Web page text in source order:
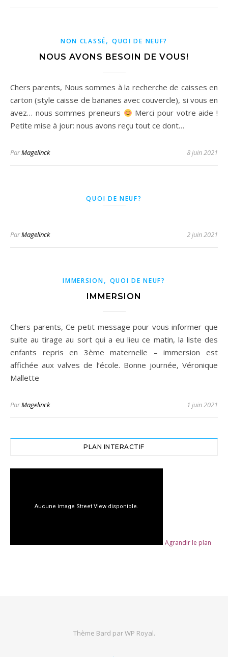
NON CLASSÉ, QUOI DE NEUF?
NOUS AVONS BESOIN DE VOUS!
Chers parents, Nous sommes à la recherche de caisses en
carton (style caisse de bananes avec couvercle), si vous en
avez… nous sommes preneurs
Merci pour votre aide !
Petite mise à jour: nous avons reçu tout ce dont…
ParMagelinck 8 juin 2021
QUOI DE NEUF?
ParMagelinck 2 juin 2021
IMMERSION, QUOI DE NEUF?
IMMERSION
Chers parents, Ce petit message pour vous informer que
suite au tirage au sort qui a eu lieu ce matin, la liste des
enfants repris en 3ème maternelle – immersion est
affichée aux valves de l’école. Bonne journée, Véronique
Mallette
ParMagelinck 1 juin 2021
PLAN INTERACTIF
Agrandir le plan
Thème Bard parWP Royal.